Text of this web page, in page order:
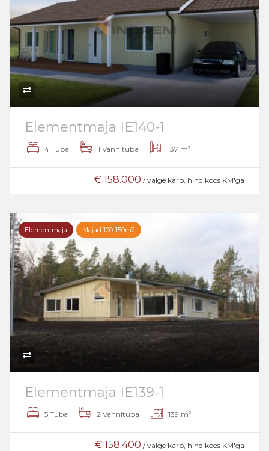
Elementmaja IE140-1
4 Tuba 1 Vannituba 137 m²
€ 158.000 / valge karp, hind koos KM'ga
Elementmaja Majad 100-150m2
Elementmaja IE139-1
5 Tuba 2 Vannituba 139 m²
€ 158.400 / valge karp, hind koos KM'ga